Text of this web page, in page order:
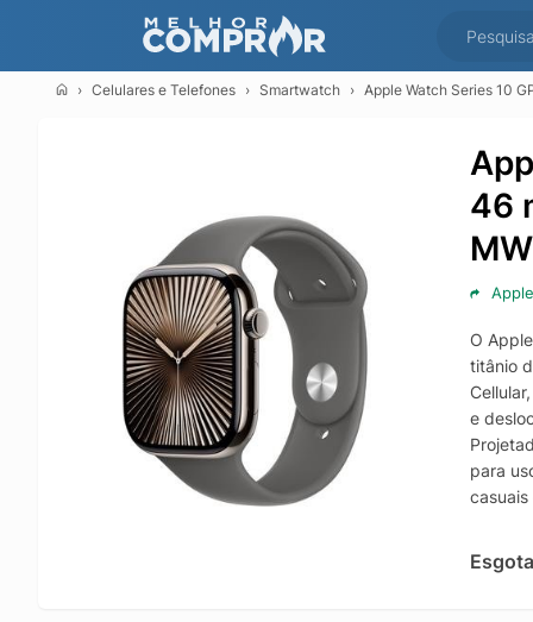
Celulares e Telefones Smartwatch Apple Watch Series 10
46
Apple
O
titânio
e
para
quem